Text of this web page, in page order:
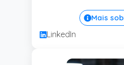
Mais
LinkedIn